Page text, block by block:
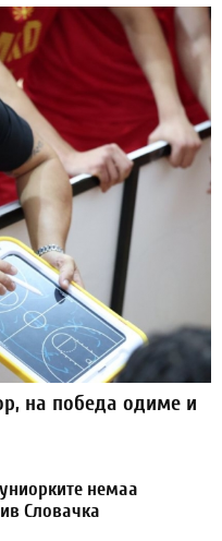
на победа одиме и
немаа
Словачка